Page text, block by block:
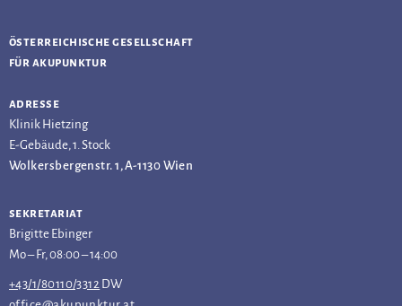
österreichische gesellschaft
für akupunktur
adresse
Klinik Hietzing
E-Gebäude, 1. Stock
Wolkersbergenstr. 1, A-1130 Wien
sekretariat
Brigitte Ebinger
Mo – Fr, 08:00 – 14:00
+43/1/80110/3312 DW